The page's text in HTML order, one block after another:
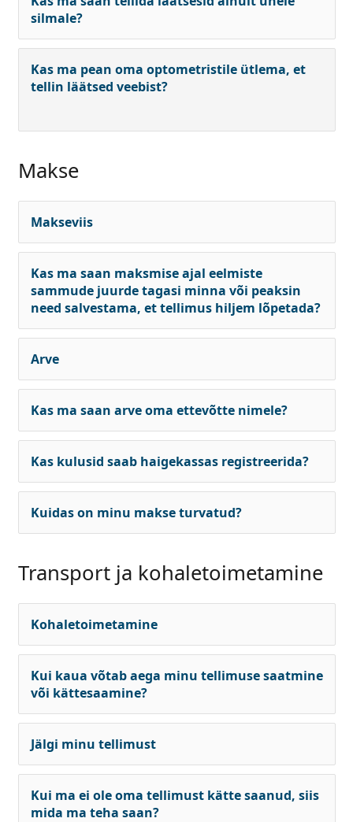
Persol
Prada
Avasta kõik
silmale?
Kas ma pean oma optometristile ütlema, et
tellin läätsed veebist?
Makse
Makseviis
Kas ma saan maksmise ajal eelmiste
sammude juurde tagasi minna või peaksin
need salvestama, et tellimus hiljem lõpetada?
Arve
Kas ma saan arve oma ettevõtte nimele?
Kas kulusid saab haigekassas registreerida?
Kuidas on minu makse turvatud?
Transport ja kohaletoimetamine
Kohaletoimetamine
Kui kaua võtab aega minu tellimuse saatmine
või kättesaamine?
Jälgi minu tellimust
Kui ma ei ole oma tellimust kätte saanud, siis
mida ma teha saan?